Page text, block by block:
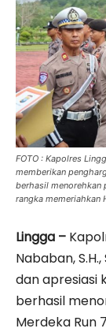
FOTO : Kapolres
memberikan
berhasil menorehkan
rangka memeriahkan
Lingga –
Nababan,
dan apresiasi
berhasil
Merdeka Run